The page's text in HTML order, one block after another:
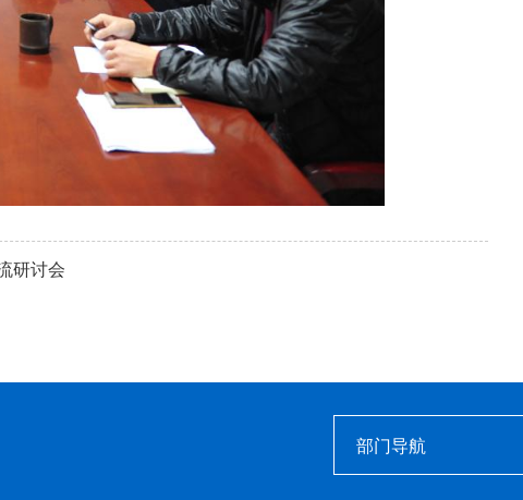
研讨会
部门导航